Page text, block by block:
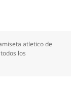
atletico de
todos los